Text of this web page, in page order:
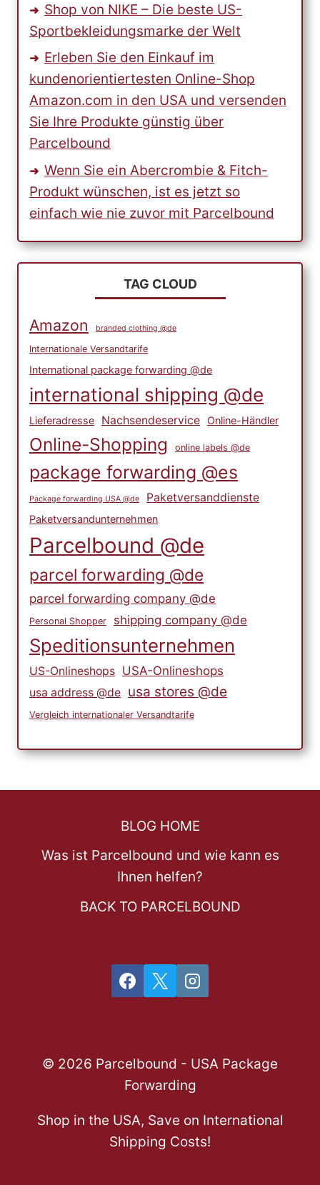
Shop von NIKE – Die beste US-
Sportbekleidungsmarke der Welt
Erleben Sie den Einkauf im
kundenorientiertesten Online-Shop
Amazon.com in den USA und versenden
Sie Ihre Produkte günstig über
Parcelbound
Wenn Sie ein Abercrombie & Fitch-
Produkt wünschen, ist es jetzt so
einfach wie nie zuvor mit Parcelbound
TAG CLOUD
Amazon branded clothing @de
Internationale Versandtarife
International package forwarding @de
international shipping @de
Lieferadresse Nachsendeservice Online-Händler
Online-Shopping online labels @de
package forwarding @es
Package forwarding USA @de Paketversanddienste
Paketversandunternehmen
Parcelbound @de
parcel forwarding @de
parcel forwarding company @de
Personal Shopper shipping company @de
Speditionsunternehmen
US-Onlineshops USA-Onlineshops
usa address @de usa stores @de
Vergleich internationaler Versandtarife
BLOG HOME
Was ist Parcelbound und wie kann es
Ihnen helfen?
BACK TO PARCELBOUND
© 2026 Parcelbound - USA Package
Forwarding
Shop in the USA, Save on International
Shipping Costs!